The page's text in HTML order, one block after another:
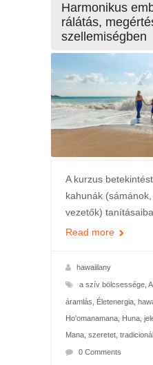
Harmonikus
rálátás,
szellemiségben
A kurzus
kahunák
vezetők)
Read more
hawaiilany
a szív bölcsessége,
áramlás Életenergia,
Ho'omanamana, Huna,
Mana, szeretet,
0 Comments